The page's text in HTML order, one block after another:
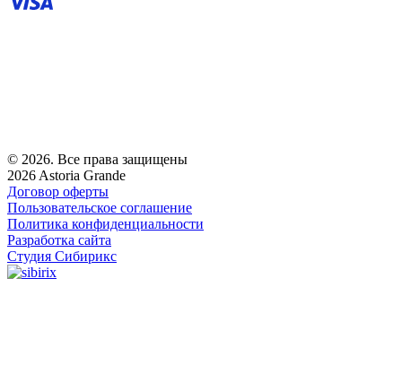
© 2026. Все права защищены
2026 Astoria Grande
Договор оферты
Пользовательское соглашение
Политика конфиденциальности
Разработка сайта
Студия Сибирикс